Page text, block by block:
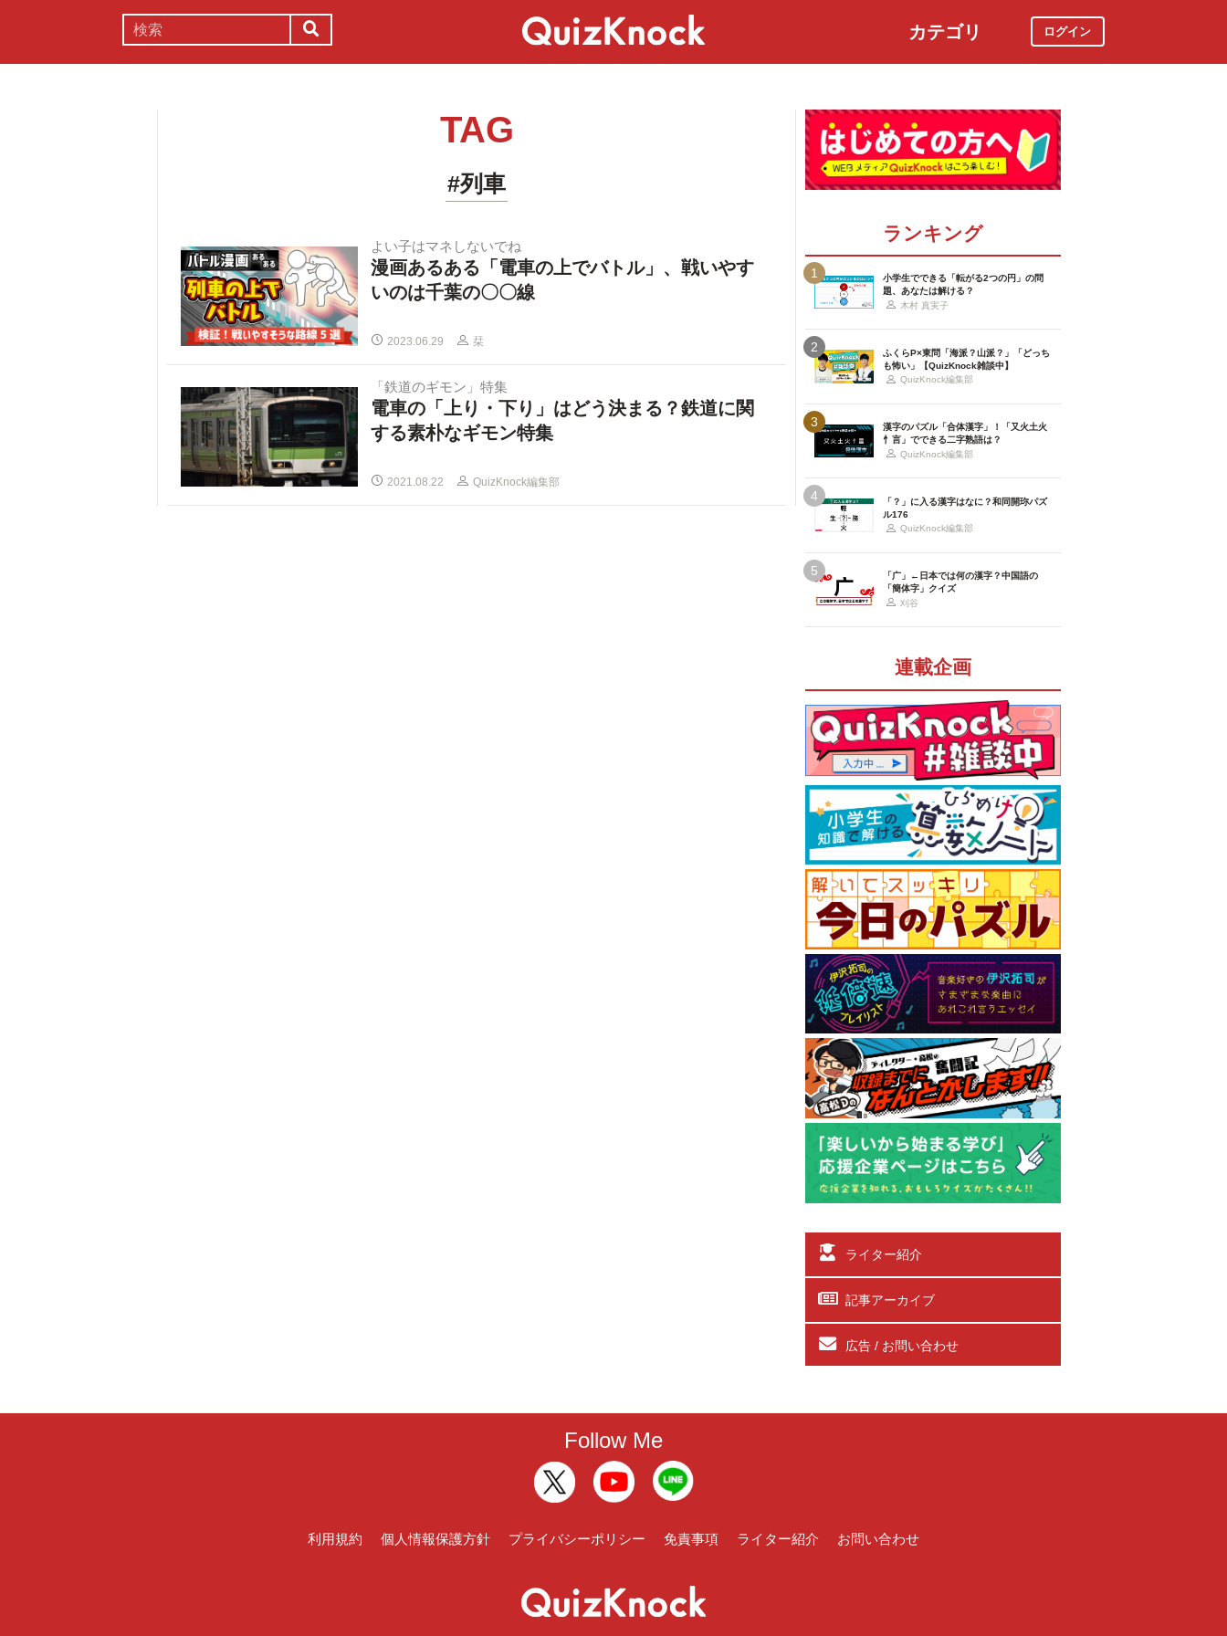
カテゴリ ログイン
TAG
#列車
よい子はマネしないでね
漫画あるある「電車の上でバトル」、戦いやす
いのは千葉の〇〇線
2023.06.29 栞
「鉄道のギモン」特集
電車の「上り・下り」はどう決まる？鉄道に関
する素朴なギモン特集
2021.08.22 QuizKnock編集部
ランキング
1
小学生でできる「転がる2つの円」の問
題、あなたは解ける？
木村 真実子
2
ふくらP×東問「海派？山派？」「どっち
も怖い」【QuizKnock雑談中】
QuizKnock編集部
3
漢字のパズル「合体漢字」！「又火土火
忄言」でできる二字熟語は？
QuizKnock編集部
4
「？」に入る漢字はなに？和同開珎パズ
ル176
QuizKnock編集部
5
「广」←日本では何の漢字？中国語の
「簡体字」クイズ
刈谷
連載企画
ライター紹介
記事アーカイブ
広告 / お問い合わせ
Follow Me
利用規約 個人情報保護方針 プライバシーポリシー 免責事項 ライター紹介 お問い合わせ